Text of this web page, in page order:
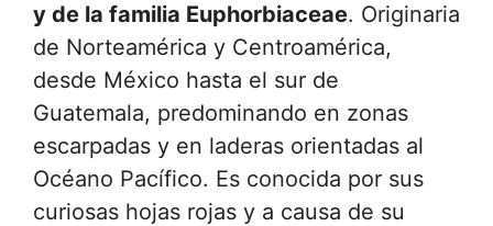
y de la familia Euphorbiaceae. Originaria
de Norteamérica y Centroamérica,
desde México hasta el sur de
Guatemala, predominando en zonas
escarpadas y en laderas orientadas al
Océano Pacífico. Es conocida por sus
curiosas hojas rojas y a causa de su